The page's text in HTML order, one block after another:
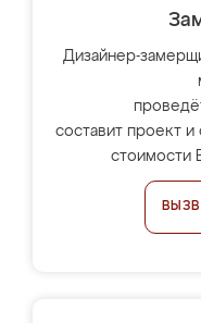
Дизайнер-
составит проект и
стоимости